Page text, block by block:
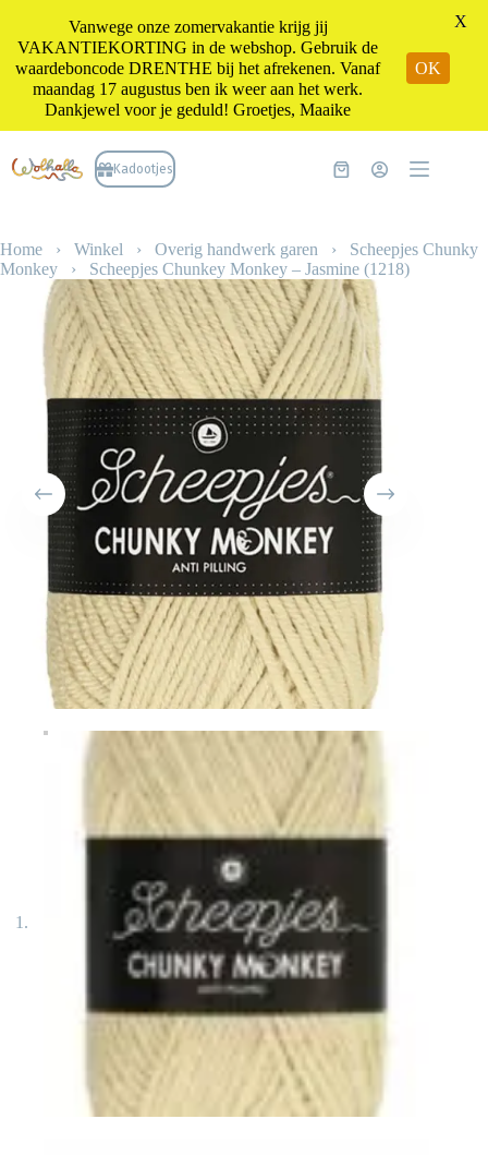
naar
de
Kadootjes Winkelwagen
Home › Winkel › Overig handwerk garen › Scheepjes Chunky
Monkey › Scheepjes Chunkey Monkey – Jasmine (1218)
Vanwege onze zomervakantie krijg jij
VAKANTIEKORTING in de webshop. Gebruik de
waardeboncode DRENTHE bij het afrekenen. Vanaf
maandag 17 augustus ben ik weer aan het werk.
Dankjewel voor je geduld! Groetjes, Maaike
OK
X